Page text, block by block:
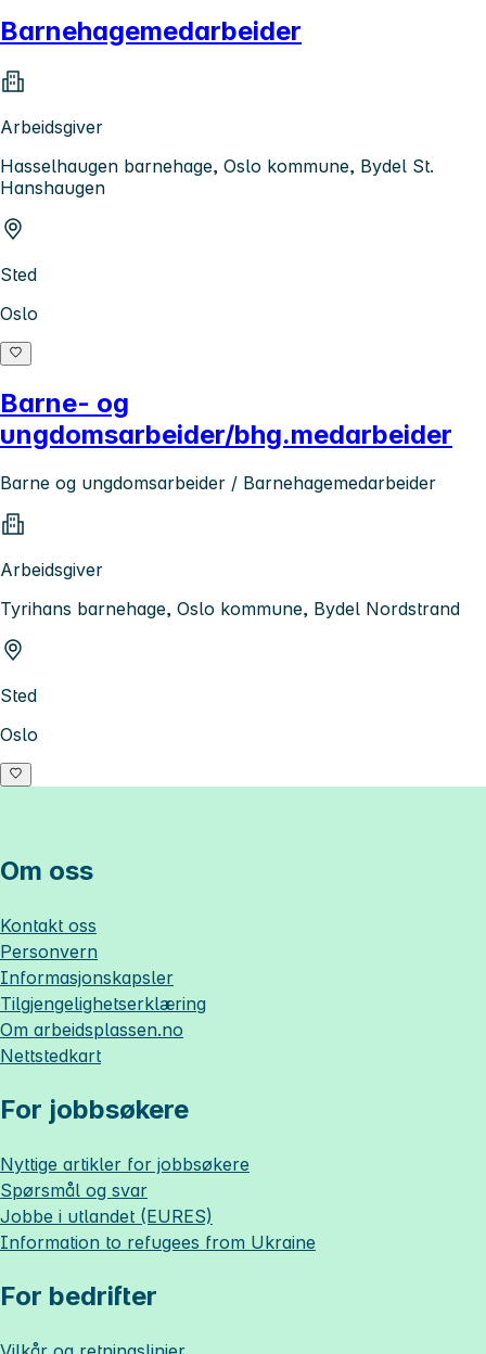
Barnehagemedarbeider
Arbeidsgiver
Hasselhaugen barnehage, Oslo kommune, Bydel St.
Hanshaugen
Sted
Oslo
Barne- og
ungdomsarbeider/bhg.medarbeider
Barne og ungdomsarbeider / Barnehagemedarbeider
Arbeidsgiver
Tyrihans barnehage, Oslo kommune, Bydel Nordstrand
Sted
Oslo
Om oss
Kontakt oss
Personvern
Informasjonskapsler
Tilgjengelighetserklæring
Om arbeidsplassen.no
Nettstedkart
For jobbsøkere
Nyttige artikler for jobbsøkere
Spørsmål og svar
Jobbe i utlandet (EURES)
Information to refugees from Ukraine
For bedrifter